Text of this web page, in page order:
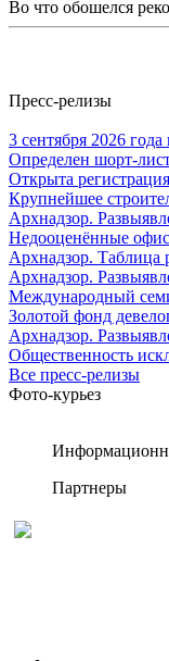
Во что обошелся
Пресс-релизы
3 сентября 2026
Определен шорт-
Открыта
Крупнейшее
Архнадзор.
Недооценённые
Архнадзор. Таблица
Архнадзор.
Международный
Золотой фонд
Архнадзор.
Общественность
Все пресс-релизы
Фото-курьез
Партнеры